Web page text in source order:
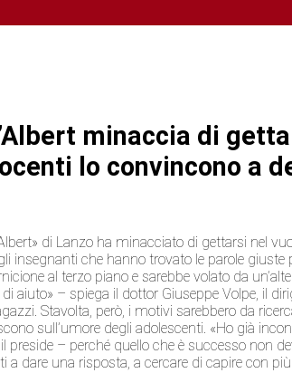
minaccia di
lo convincono a
di Lanzo ha minacciato di gettarsi nel
insegnanti che hanno trovato le parole giuste
al terzo piano e sarebbe volato da
aiuto» – spiega il dottor Giuseppe Volpe, il
Stavolta, però, i motivi sarebbero da
sull’umore degli adolescenti. «Ho già
preside – perché quello che è successo non
dare una risposta, a cercare di capire con